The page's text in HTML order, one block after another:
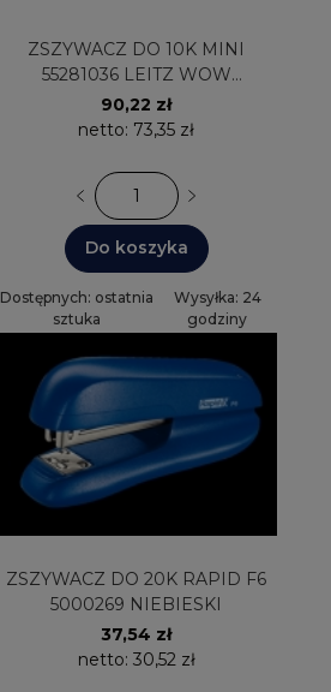
ZSZYWACZ DO 10K MINI
55281036 LEITZ WOW
NIEBIESKI
90,22 zł
netto: 73,35 zł
Do koszyka
Dostępnych: ostatnia
sztuka
Wysyłka: 24
godziny
ZSZYWACZ DO 20K RAPID F6
5000269 NIEBIESKI
37,54 zł
netto: 30,52 zł